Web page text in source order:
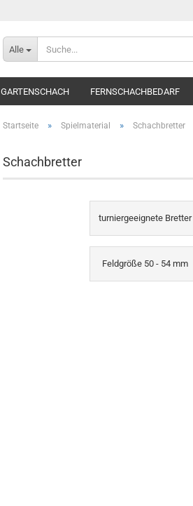
Alle
GARTENSCHACH FERNSCHACHBEDARF
Startseite » Spielmaterial » Schachbretter
Schachbretter
turniergeeignete Bretter
Feldgröße 50 - 54 mm